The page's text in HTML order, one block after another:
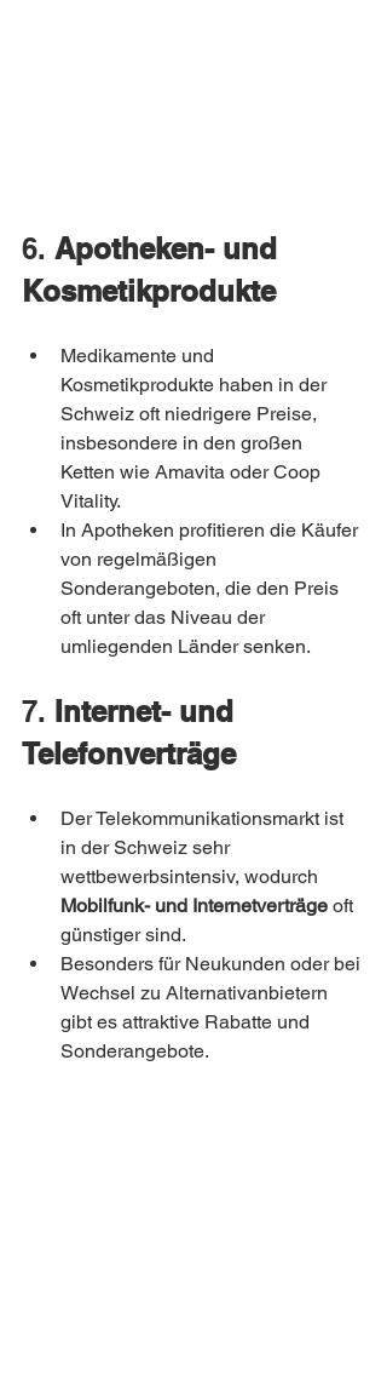
6. Apotheken- und
Kosmetikprodukte
Medikamente und
Kosmetikprodukte haben in der
Schweiz oft niedrigere Preise,
insbesondere in den großen
Ketten wie Amavita oder Coop
Vitality.
In Apotheken profitieren die Käufer
von regelmäßigen
Sonderangeboten, die den Preis
oft unter das Niveau der
umliegenden Länder senken.
7. Internet- und
Telefonverträge
Der Telekommunikationsmarkt ist
in der Schweiz sehr
wettbewerbsintensiv, wodurch
Mobilfunk- und Internetverträge oft
günstiger sind.
Besonders für Neukunden oder bei
Wechsel zu Alternativanbietern
gibt es attraktive Rabatte und
Sonderangebote.